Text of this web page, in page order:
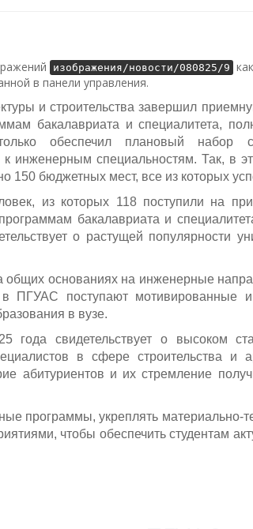
изображения/новости/080825/9
в панели управления.
и строительства завершил
бакалавриата и специалитета,
обеспечил плановый набор
к инженерным специальностям. Так, в
150 бюджетных мест, все из которых
из которых 118 поступили на
бакалавриата и
о растущей популярности
основаниях на инженерные
ПГУАС поступают мотивированные
в вузе.
года свидетельствует о высоком
в сфере строительства и
абитуриентов и их стремление
программы, укреплять материально-
чтобы обеспечить студентам